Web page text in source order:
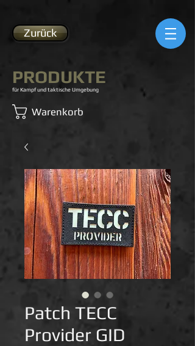
Zurück
PRODUKTE
für Kampf und taktische Umgebung
Warenkorb
Patch TECC
Provider GID